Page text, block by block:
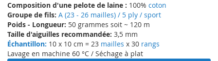
Composition d'une pelote de laine : 100% coton
Groupe de fils: A (23 - 26 mailles) / 5 ply / sport
Poids - Longueur: 50 grammes soit ~ 120 m
Taille d'aiguilles recommandée: 3,5 mm
Échantillon: 10 x 10 cm = 23 mailles x 30 rangs
Lavage en machine 60 °C / Séchage à plat
gallery